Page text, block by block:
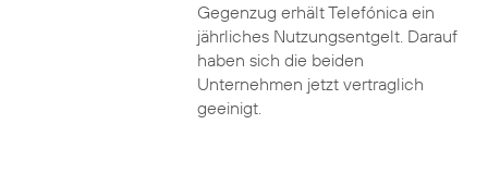
Gegenzug erhält Telefónica ein
jährliches Nutzungsentgelt. Darauf
haben sich die beiden
Unternehmen jetzt vertraglich
geeinigt.